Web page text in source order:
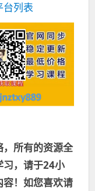
台列表
所有的资源全
习，请于24小
！如您喜欢请